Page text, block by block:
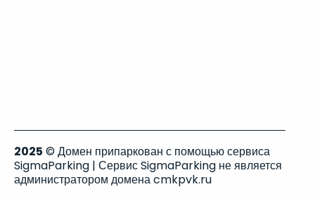
2025 © Домен припаркован с помощью сервиса
SigmaParking | Сервис SigmaParking не является
администратором домена cmkpvk.ru